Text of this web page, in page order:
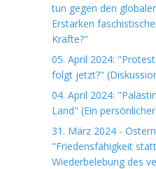
tun gegen den
Erstarken
Kräfte?"
05. April 2024:
folgt jetzt?"
04. April 2024:
Land" (Ein
31. März 2024 -
"Friedensfähigkeit
Wiederbelebung des